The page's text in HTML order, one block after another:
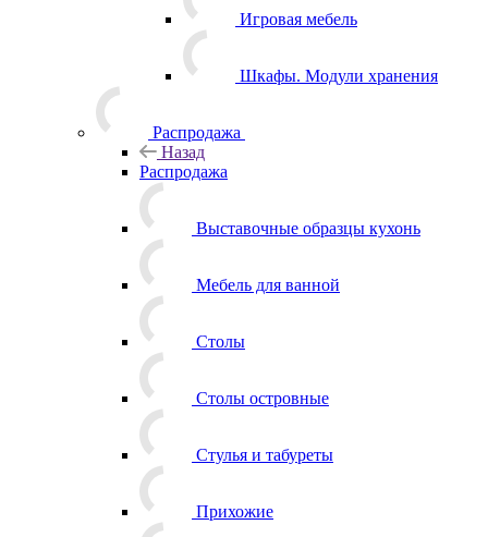
Игровая мебель
Шкафы. Модули хранения
Распродажа
Назад
Распродажа
Выставочные образцы кухонь
Мебель для ванной
Столы
Столы островные
Стулья и табуреты
Прихожие